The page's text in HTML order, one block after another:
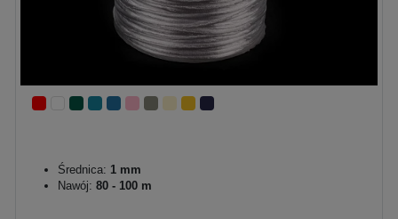
Średnica: 1 mm
Nawój: 80 - 100 m